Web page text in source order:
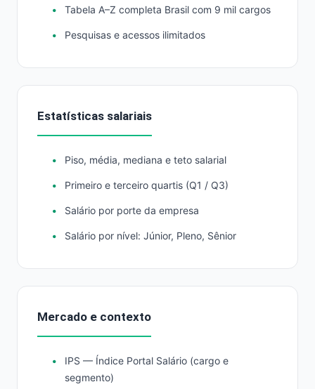
Tabela A–Z completa Brasil com 9 mil cargos
Pesquisas e acessos ilimitados
Estatísticas salariais
Piso, média, mediana e teto salarial
Primeiro e terceiro quartis (Q1 / Q3)
Salário por porte da empresa
Salário por nível: Júnior, Pleno, Sênior
Mercado e contexto
IPS — Índice Portal Salário (cargo e
segmento)